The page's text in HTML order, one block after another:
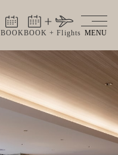
BOOKBOOK + Flights MENU